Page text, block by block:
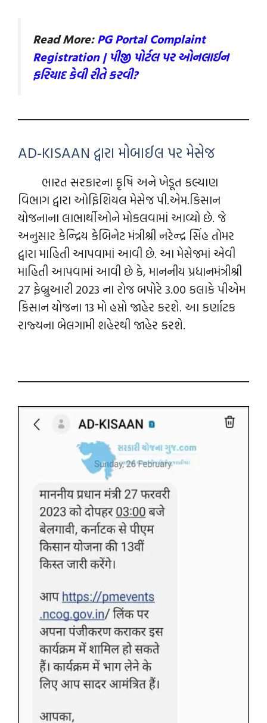
Read More:PG Portal Complaint
Registration | પીજી પોર્ટલ પર ઓનલાઈન
ફરિયાદ કેવી રીતે કરવી?
AD-KISAAN દ્વારા મોબાઈલ પર મેસેજ
ભારત સરકારના કૃષિ અને ખેડૂત કલ્યાણ
વિભાગ દ્વારા ઓફિશિયલ મેસેજ પી.એમ.કિસાન
યોજનાના લાભાર્થીઓને મોકલવામાં આવ્યો છે. જે
અનુસાર કેન્‍દ્રિય કેબિનેટ મંત્રીશ્રી નરેન્‍દ્ર સિંહ તોમર
દ્વારા માહિતી આપવામાં આવી છે. આ મેસેજમાં એવી
માહિતી આપવામાં આવી છે કે, માનનીય પ્રધાનમંત્રીશ્રી
27 ફેબ્રુઆરી 2023 ના રોજ બપોરે 3.00 કલાકે પીએમ
કિસાન યોજના 13 મો હપ્તો જાહેર કરશે. આ કર્ણાટક
રાજ્યના બેલગામી શહેરથી જાહેર કરશે.